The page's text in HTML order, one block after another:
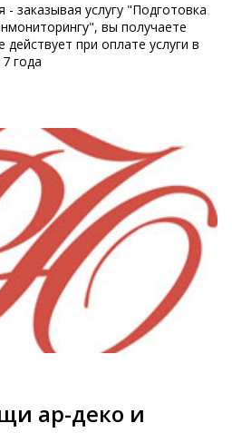
заказывая услугу "Подготовка
вы получаете
при оплате услуги в
года
ар-деко и